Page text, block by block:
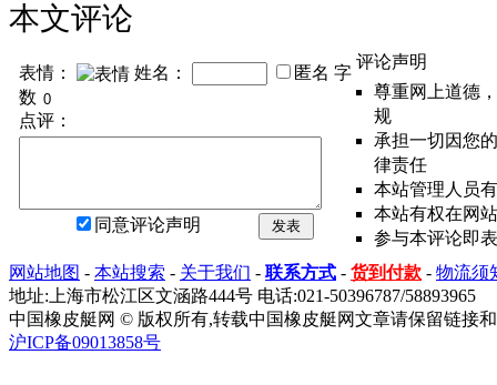
本文评论
表情： 姓名： 匿名 字
数
点评：
同意评论声明 发表
评论声明
尊重网上道德
规
承担一切因您
律责任
本站管理人员
本站有权在网
参与本评论即
网站地图 - 本站搜索 - 关于我们 - 联系方式 - 货到付款 - 物流须
地址:上海市松江区文涵路444号 电话:021-50396787/58893965
中国橡皮艇网 © 版权所有,转载中国橡皮艇网文章请保留链接
沪ICP备09013858号